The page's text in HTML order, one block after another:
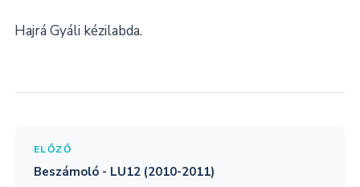
Hajrá Gyáli kézilabda.
ELŐZŐ
Beszámoló - LU12 (2010-2011)